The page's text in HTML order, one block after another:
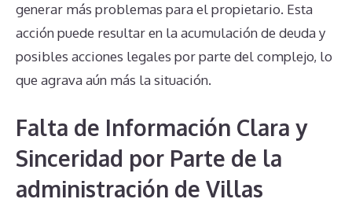
generar más problemas para el propietario. Esta
acción puede resultar en la acumulación de deuda y
posibles acciones legales por parte del complejo, lo
que agrava aún más la situación.
Falta de Información Clara y
Sinceridad por Parte de la
administración de Villas